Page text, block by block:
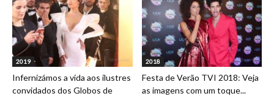
2019
Infernizámos a vida aos ilustres
convidados dos Globos de
2018
Festa de Verão TVI 2018: Veja
as imagens com um toque...